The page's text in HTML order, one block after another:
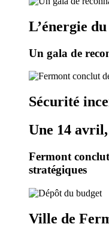
L’énergie
Un gala de
Sécurité
Une 14
Fermont
stratégiques
Ville de